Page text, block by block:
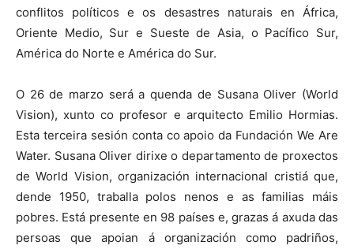
conflitos políticos e os desastres naturais en África,
Oriente Medio, Sur e Sueste de Asia, o Pacífico Sur,
América do Norte e América do Sur.
O 26 de marzo será a quenda de Susana Oliver (World
Vision), xunto co profesor e arquitecto Emilio Hormias.
Esta terceira sesión conta co apoio da Fundación We Are
Water. Susana Oliver dirixe o departamento de proxectos
de World Vision, organización internacional cristiá que,
dende 1950, traballa polos nenos e as familias máis
pobres. Está presente en 98 países e, grazas á axuda das
persoas que apoian á organización como padriños,